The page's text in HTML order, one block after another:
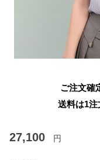
ご注文確
送料は1注
27,100 円